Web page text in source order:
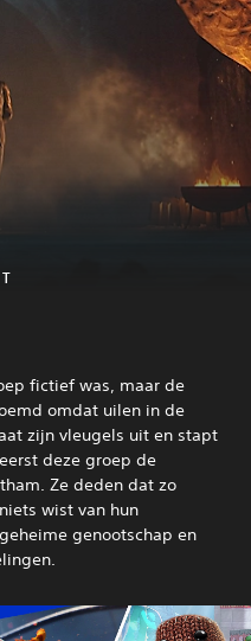
fictief was, maar de
omdat uilen in de
zijn vleugels uit en stapt
deze groep de
Ze deden dat zo
wist van hun
genootschap en